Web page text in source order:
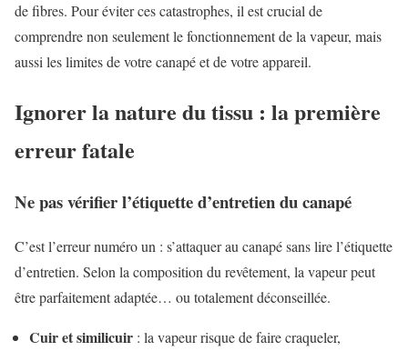
de fibres. Pour éviter ces catastrophes, il est crucial de
comprendre non seulement le fonctionnement de la vapeur, mais
aussi les limites de votre canapé et de votre appareil.
Ignorer la nature du tissu : la première
erreur fatale
Ne pas vérifier l’étiquette d’entretien du canapé
C’est l’erreur numéro un : s’attaquer au canapé sans lire l’étiquette
d’entretien. Selon la composition du revêtement, la vapeur peut
être parfaitement adaptée… ou totalement déconseillée.
Cuir et similicuir : la vapeur risque de faire craqueler,